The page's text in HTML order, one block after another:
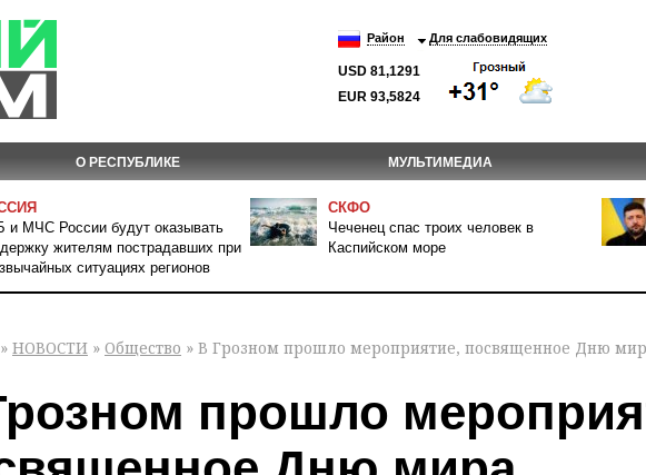
Район Для слабовидящих
USD 81,1291
EUR 93,5824
О РЕСПУБЛИКЕ МУЛЬТИМЕДИА
и МЧС России будут оказывать
жителям пострадавших при
ситуациях регионов
СКФО
Чеченец спас троих человек в
Каспийском море
» НОВОСТИ » Общество » В Грозном прошло мероприятие, посвященное Дню
прошло